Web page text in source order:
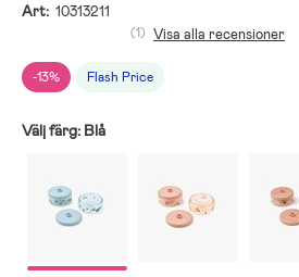
Art: 10313211
-13% Flash Price
(1) Visa alla recensioner
Välj färg: Blå